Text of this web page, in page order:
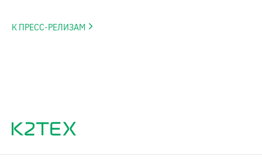
К ПРЕСС-РЕЛИЗАМ